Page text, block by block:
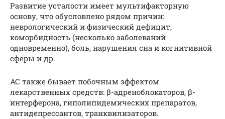
Развитие усталости имеет мультифакторную
основу, что обусловлено рядом причин:
неврологический и физический дефицит,
коморбидность (несколько заболеваний
одновременно), боль, нарушения сна и когнитивной
сферы и др.
АС также бывает побочным эффектом
лекарственных средств: β-адреноблокаторов, β-
интерферона, гиполипидемических препаратов,
антидепрессантов, транквилизаторов.